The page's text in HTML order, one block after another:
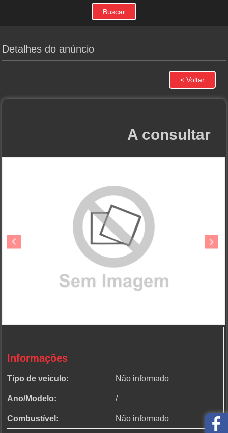
Detalhes do anúncio
A consultar
Informações
Tipo de veículo: Não informado
Ano/Modelo: /
Combustível: Não informado